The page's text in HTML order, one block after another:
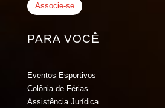
Associe-se
PARA VOCÊ
Eventos Esportivos
Colônia de Férias
Assistência Jurídica